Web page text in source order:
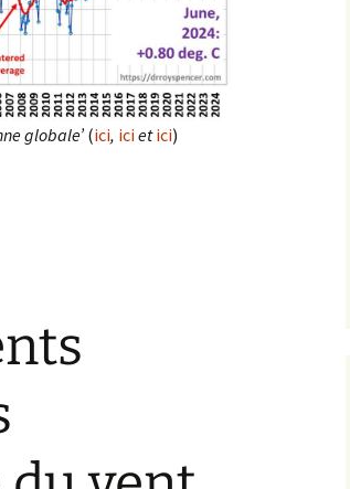
globale’(ici, icietici)
et Etendue de la glace arctique :